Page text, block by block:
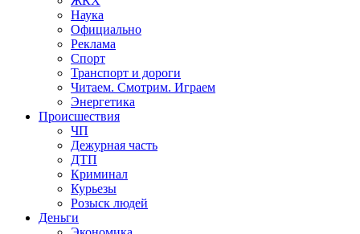
Наука
Официально
Реклама
Спорт
Транспорт и дороги
Читаем. Смотрим. Играем
Энергетика
Происшествия
ЧП
Дежурная часть
ДТП
Криминал
Курьезы
Розыск людей
Деньги